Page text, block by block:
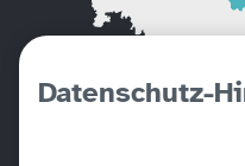
Datenschutz-